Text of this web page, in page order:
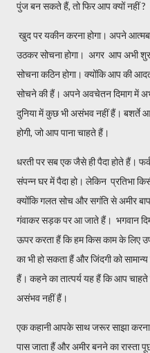
पुंज बन सकते हैं, तो फिर आप क्यों नहीं ?
खुद पर यकीन करना होगा। अपने
उठकर सोचना होगा। अगर आप अभी
सोचना कठिन होगा। क्योंकि आप की
सोचने की हैं। अपने अवचेतन दिमाग में
दुनिया में कुछ भी असंभव नहीं हैं। बशर्ते
होगी, जो आप पाना चाहते हैं।
धरती पर सब एक जैसे ही पैदा होते हैं।
संपन्न घर में पैदा हो। लेकिन प्रतिभा
क्योंकि गलत सोच और सगंति से अमीर
गंवाकर सड़क पर आ जाते हैं। भगवान
ऊपर करता हैं कि हम किस काम के लिए
का भी हो सकता हैं और जिंदगी को
हैं। कहने का तात्पर्य यह हैं कि आप
असंभव नहीं हैं।
एक कहानी आपके साथ जरूर साझा
पास जाता हैं और अमीर बनने का रास्ता